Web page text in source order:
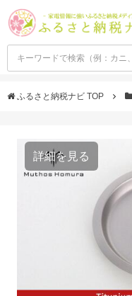
ふるさと納税ナビ TOP
詳細を見る